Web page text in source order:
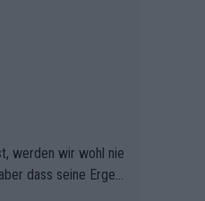
werden wir wohl nie
dass seine Ergeb